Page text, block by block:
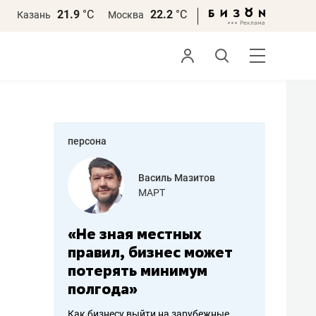
Казань 21.9 °С Москва 22.2 °С
персона
работа
Василь Мазитов
МАРТ
«Не зная местных
правил, бизнес может
потерять минимум
полгода»